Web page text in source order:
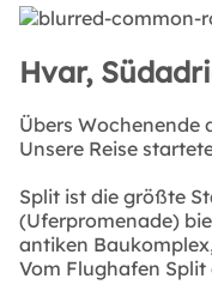
Hvar,
Übers Wochenende
Unsere Reise
Split ist die größte
(Uferpromenade)
antiken
Vom Flughafen